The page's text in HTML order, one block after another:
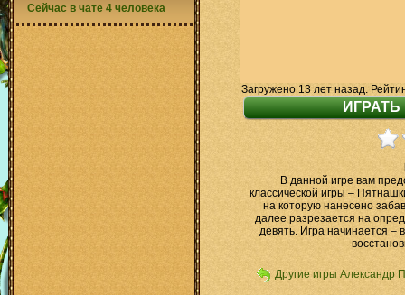
Загружено 13 лет назад.
В данной игре вам
классической игры –
на которую нанесено
далее разрезается на
девять. Игра начинается –
Другие игры Александр
Сейчас в чате 4 человека